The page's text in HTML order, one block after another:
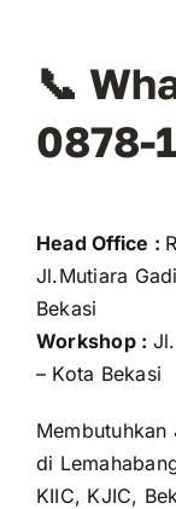
📞
0878-
Head Office :
Jl.Mutiara
Bekasi
Workshop :
– Kota Bekasi
Membutuhkan
di
KIIC, KJIC,